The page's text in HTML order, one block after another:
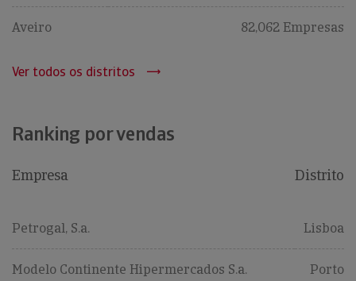
Aveiro 82,062 Empresas
Ver todos os distritos
Ranking por vendas
Empresa Distrito
Petrogal, S.a. Lisboa
Modelo Continente Hipermercados S.a. Porto